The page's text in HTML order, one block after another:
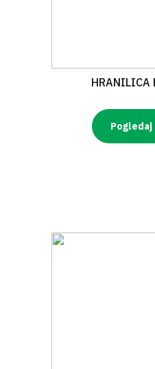
HRANILICA